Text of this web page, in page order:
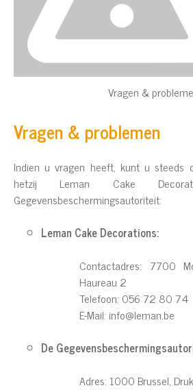
Vragen &
Vragen & problemen
Indien u vragen heeft, kunt u steeds
hetzij Leman Cake
Gegevensbeschermingsautoriteit:
Leman Cake Decorations:
Contactadres: 7700
Haureau 2
Telefoon: 056 72 80 74
E-Mail: info@leman.be
De
Adres: 1000 Brussel,